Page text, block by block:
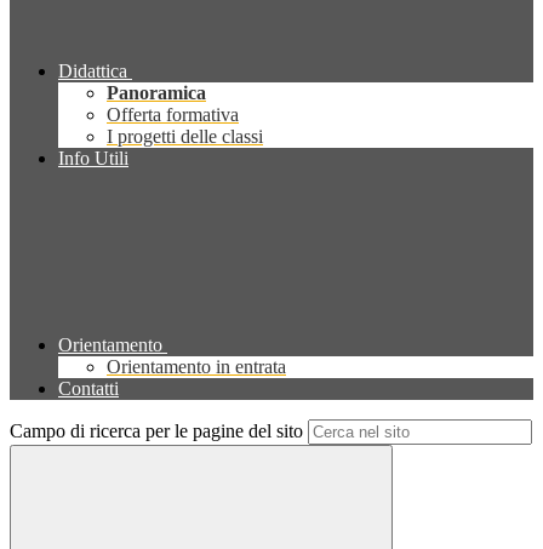
Didattica
Panoramica
Offerta formativa
I progetti delle classi
Info Utili
Orientamento
Orientamento in entrata
Contatti
Campo di ricerca per le pagine del sito